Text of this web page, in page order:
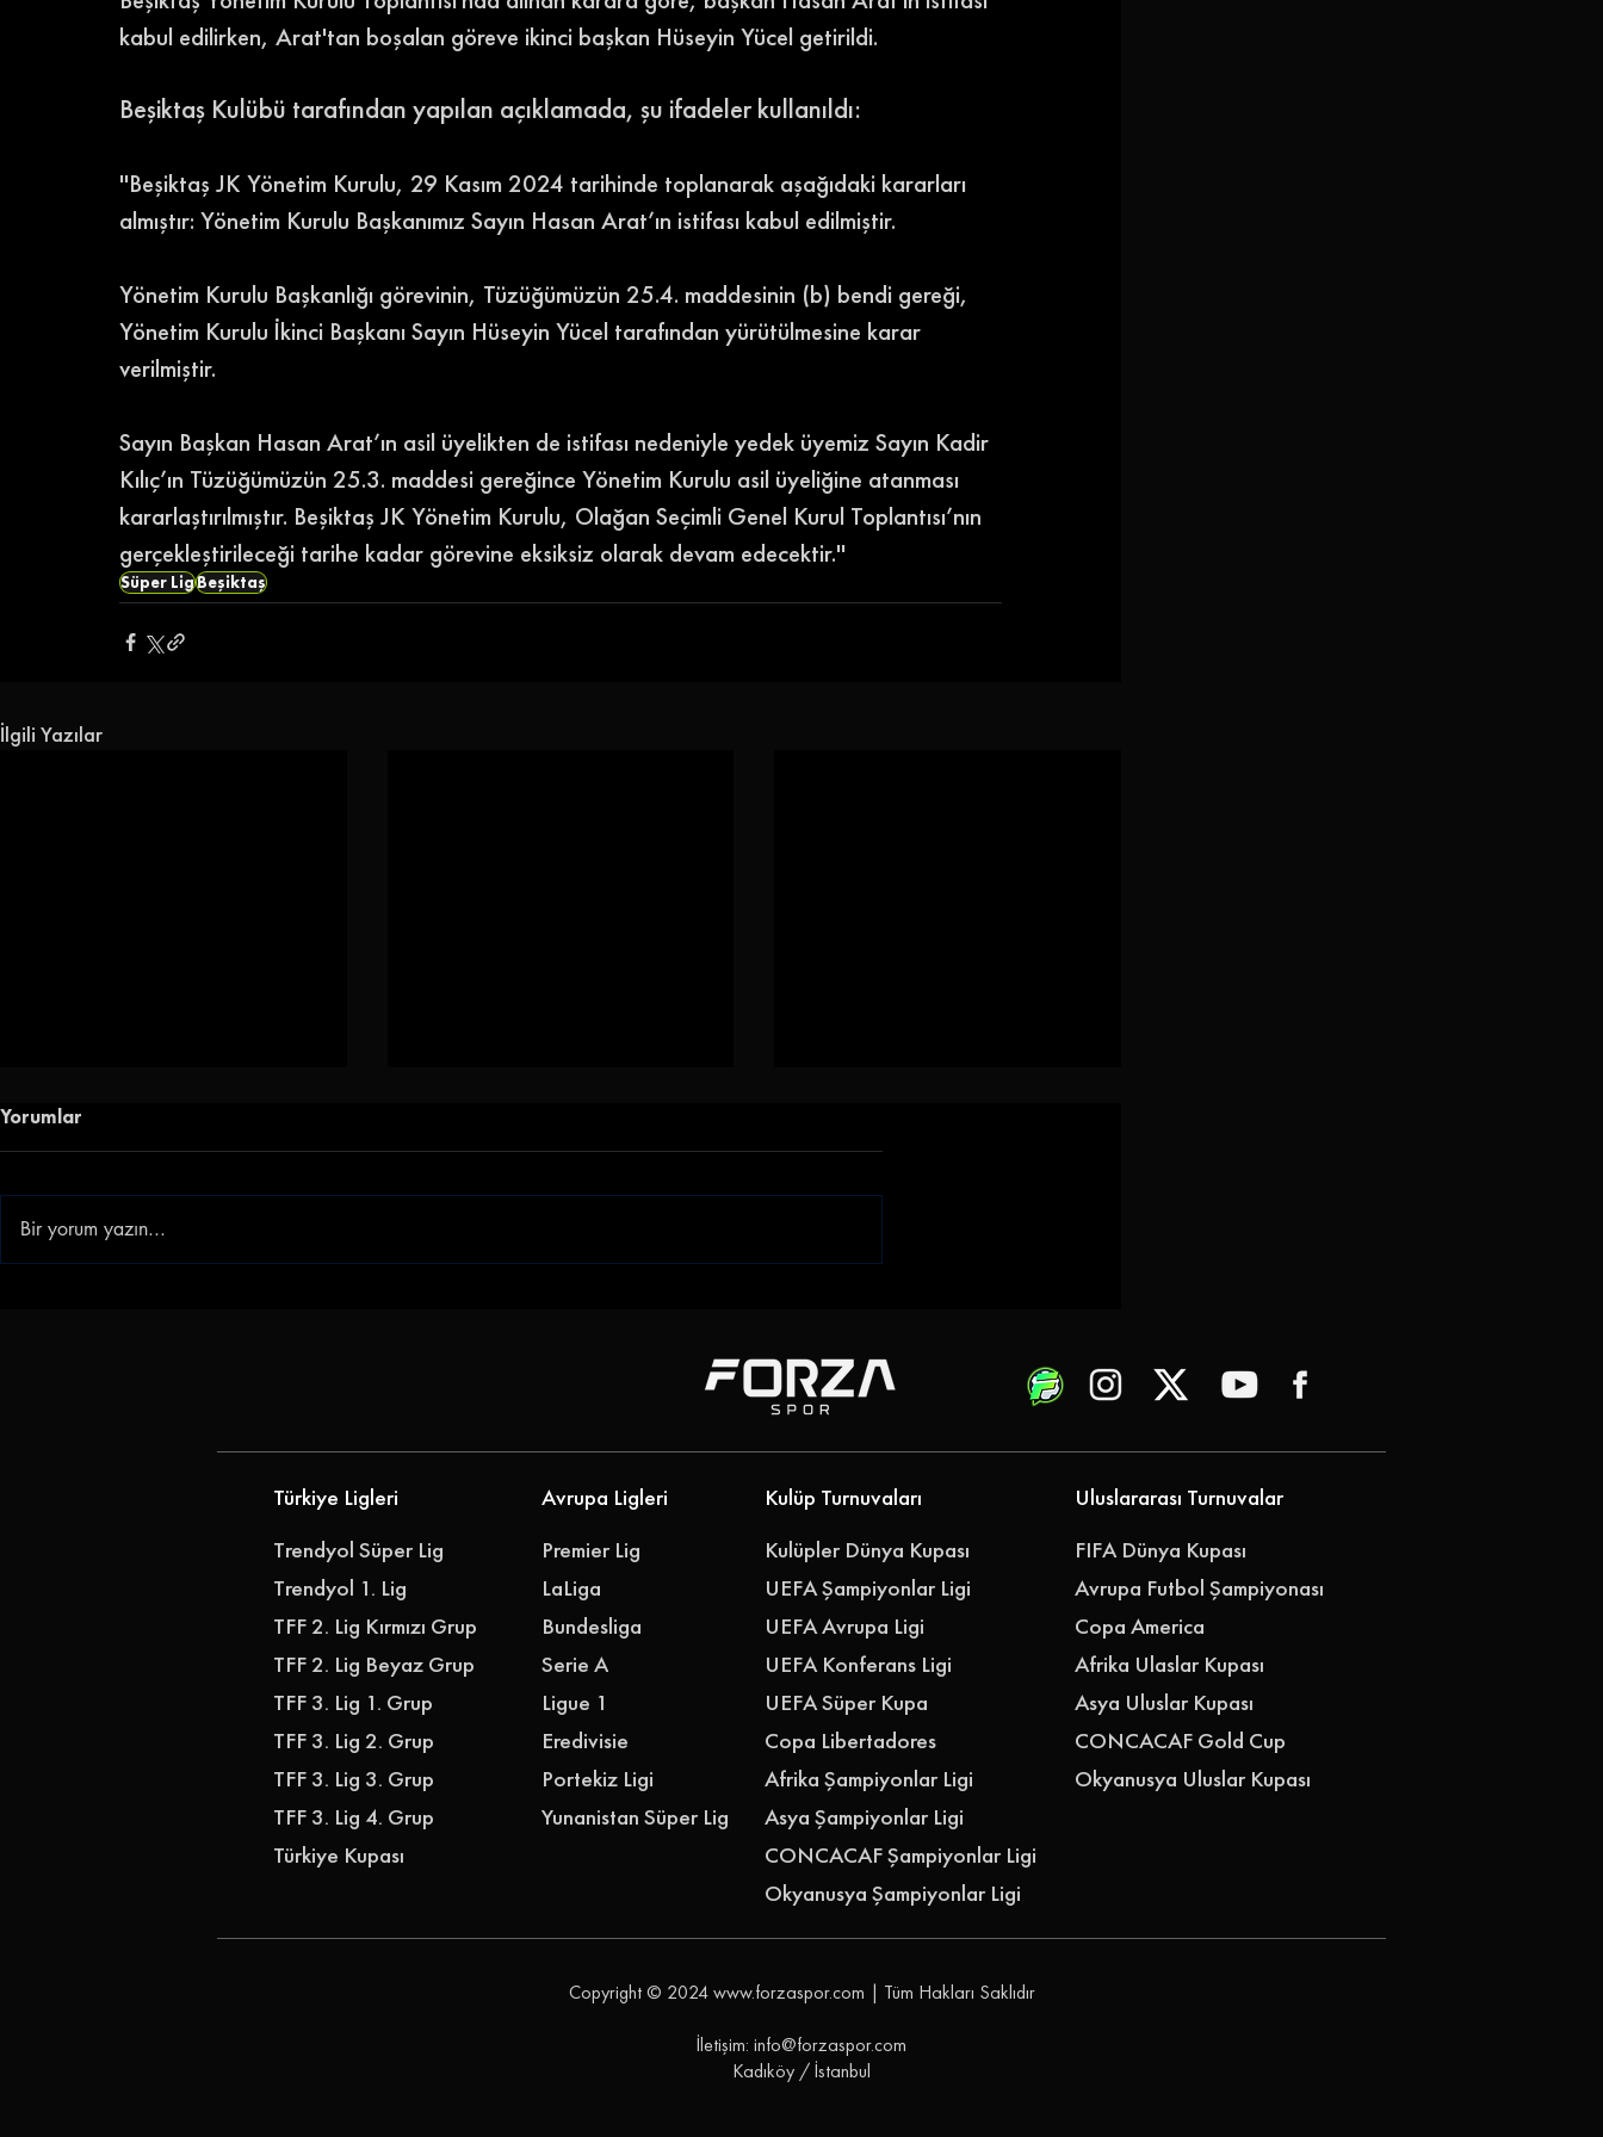
kabul edilirken, Arat'tan boşalan göreve ikinci başkan Hüseyin Yücel getirildi.
Beşiktaş Kulübü tarafından yapılan açıklamada, şu ifadeler kullanıldı:
''Beşiktaş JK Yönetim Kurulu, 29 Kasım 2024 tarihinde toplanarak aşağıdaki kararları
almıştır: Yönetim Kurulu Başkanımız Sayın Hasan Arat’ın istifası kabul edilmiştir.
Yönetim Kurulu Başkanlığı görevinin, Tüzüğümüzün 25.4. maddesinin (b) bendi gereği,
Yönetim Kurulu İkinci Başkanı Sayın Hüseyin Yücel tarafından yürütülmesine karar
verilmiştir.
Sayın Başkan Hasan Arat’ın asil üyelikten de istifası nedeniyle yedek üyemiz Sayın Kadir
Kılıç’ın Tüzüğümüzün 25.3. maddesi gereğince Yönetim Kurulu asil üyeliğine atanması
kararlaştırılmıştır. Beşiktaş JK Yönetim Kurulu, Olağan Seçimli Genel Kurul Toplantısı’nın
gerçekleştirileceği tarihe kadar görevine eksiksiz olarak devam edecektir.''
Süper LigBeşiktaş
İlgili Yazılar
Yorumlar
Bir yorum yazın...
Türkiye Ligleri
Trendyol Süper Lig
Trendyol 1. Lig
TFF 2. Lig Kırmızı Grup
TFF 2. Lig Beyaz Grup
TFF 3. Lig 1. Grup
TFF 3. Lig 2. Grup
TFF 3. Lig 3. Grup
Türkiye Kupası
TFF 3. Lig 4. Grup
Avrupa Ligleri
Premier Lig
LaLiga
Bundesliga
Serie A
Ligue 1
Eredivisie
Portekiz Ligi
Yunanistan Süper Lig
Kulüp Turnuvaları
Kulüpler Dünya Kupası
UEFA Şampiyonlar Ligi
UEFA Avrupa Ligi
UEFA Konferans Ligi
UEFA Süper Kupa
Copa Libertadores
Afrika Şampiyonlar Ligi
Asya Şampiyonlar Ligi
CONCACAF Şampiyonlar Ligi
Okyanusya Şampiyonlar Ligi
Uluslararası Turnuvalar
FIFA Dünya Kupası
Avrupa Futbol Şampiyonası
Copa America
Afrika Ulaslar Kupası
Asya Uluslar Kupası
CONCACAF Gold Cup
Okyanusya Uluslar Kupası
Copyright © 2024www.forzaspor.com | Tüm Hakları Saklıdır
İletişim: info@forzaspor.com
Kadıköy / İstanbul